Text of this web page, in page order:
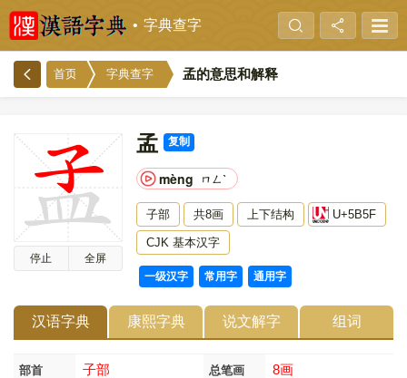
字典查字
首页 字典查字 孟的意思和解释
停止 全屏
孟 复制
mèng ㄇㄥˋ
子部 共8画 上下结构 U+5B5F
CJK 基本汉字
一级汉字 常用字 通用字
汉语字典 康熙字典 说文解字 组词
部首 子部 总笔画 8画